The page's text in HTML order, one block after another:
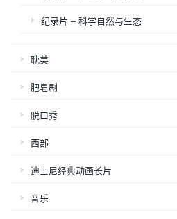
纪录片 – 科学自然与生态
耽美
肥皂剧
脱口秀
西部
迪士尼经典动画长片
音乐